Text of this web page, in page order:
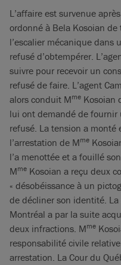
L’affaire est survenue
ordonné à Bela Kosoian
l’escalier mécanique dans
refusé d’obtempérer.
suivre pour recevoir un
refusé de faire. L’agent
alors conduit Mme Kosoian
lui ont demandé de fournir
refusé. La tension a monté
l’arrestation de Mme
l’a menottée et a fouillé
Mme Kosoian a reçu deux
« désobéissance à un
de décliner son identité.
Montréal a par la suite
deux infractions. Mme
responsabilité civile
arrestation. La Cour du